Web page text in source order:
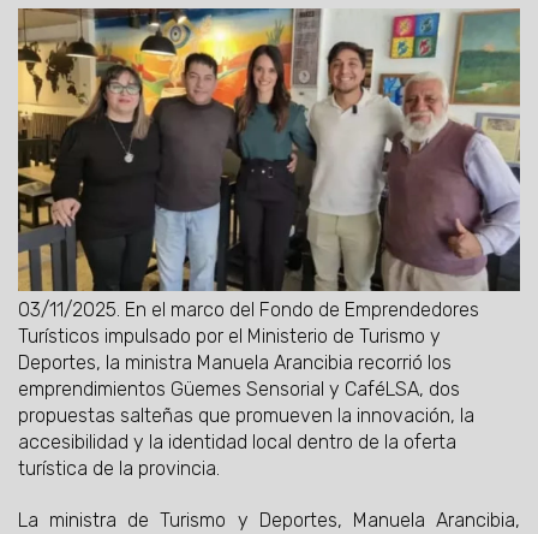
03/11/2025. En el marco del Fondo de Emprendedores
Turísticos impulsado por el Ministerio de Turismo y
Deportes, la ministra Manuela Arancibia recorrió los
emprendimientos Güemes Sensorial y CaféLSA, dos
propuestas salteñas que promueven la innovación, la
accesibilidad y la identidad local dentro de la oferta
turística de la provincia.
La ministra de Turismo y Deportes, Manuela Arancibia,